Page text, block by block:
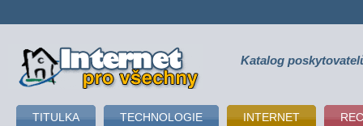
připojení k internetu Katalog
TITULKA TECHNOLOGIE INTERNET